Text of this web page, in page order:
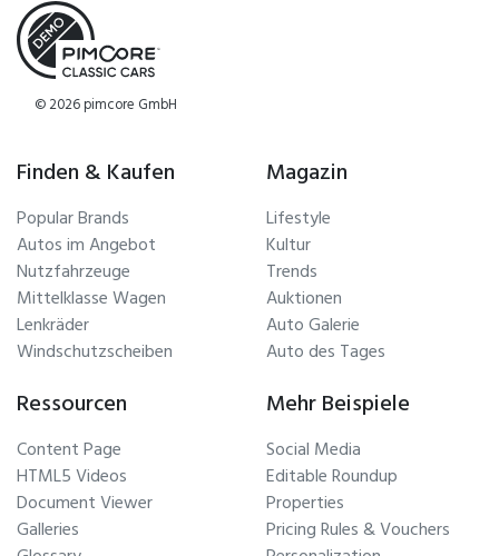
© 2026 pimcore GmbH
Finden & Kaufen
Popular Brands
Autos im Angebot
Nutzfahrzeuge
Mittelklasse Wagen
Lenkräder
Windschutzscheiben
Magazin
Lifestyle
Kultur
Trends
Auktionen
Auto Galerie
Auto des Tages
Ressourcen
Content Page
HTML5 Videos
Document Viewer
Galleries
Mehr Beispiele
Social Media
Editable Roundup
Properties
Pricing Rules & Vouchers